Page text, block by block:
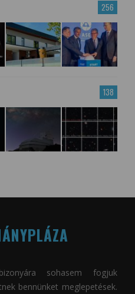
256
138
sohasem fogjuk
bennünket meglepetések.